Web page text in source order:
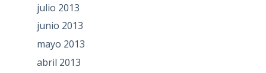
julio 2013
junio 2013
mayo 2013
abril 2013